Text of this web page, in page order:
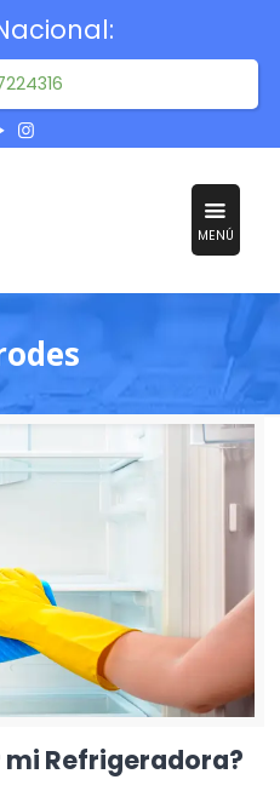
MENÚ
Refrigeradora?